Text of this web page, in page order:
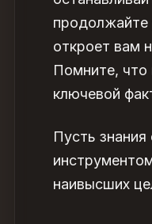
продолжайте
откроет вам
Помните, что
ключевой
Пусть
наивысших